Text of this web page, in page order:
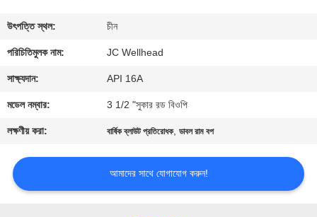
যোগাযোগ
করুন
খবর
কেস
উৎপত্তি স্থল: চীন
পরিচিতিমুলক নাম: JC Wellhead
সাক্ষ্যদান: API 16A
মডেল নম্বার: 3 1/2 "সুকার রড বিওপি
লক্ষণীয় করা: বার্ষিক ব্লাউট প্রতিরোধক,ডাবল রাম বপ
আমাদের সাথে যোগাযোগ করুন!